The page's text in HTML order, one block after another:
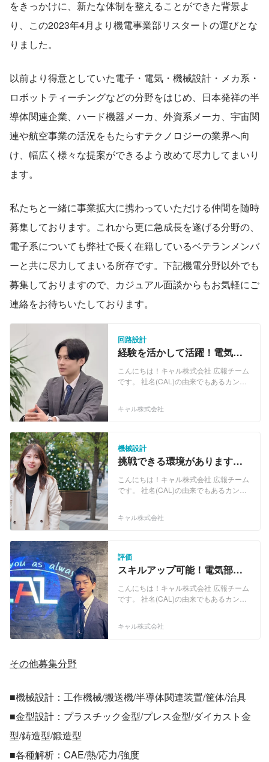
をきっかけに、新たな体制を整えることができた背景よ
り、この2023年4月より機電事業部リスタートの運びとな
りました。
以前より得意としていた電子・電気・機械設計・メカ系・
ロボットティーチングなどの分野をはじめ、日本発祥の半
導体関連企業、ハード機器メーカ、外資系メーカ、宇宙関
連や航空事業の活況をもたらすテクノロジーの業界へ向
け、幅広く様々な提案ができるよう改めて尽力してまいり
ます。
私たちと一緒に事業拡大に携わっていただける仲間を随時
募集しております。これから更に急成長を遂げる分野の、
電子系についても弊社で長く在籍しているベテランメンバ
ーと共に尽力してまいる所存です。下記機電分野以外でも
募集しておりますので、カジュアル面談からもお気軽にご
連絡をお待ちいたしております。
回路設計
経験を活かして活躍！電気制
御・電子回路設計技術者募
集！
こんにちは！キャル株式会社 広報チーム
です。 社名(CAL)の由来でもあるカンパ
くとの想いを込め掲げました。 官公庁を
ールドで、ご支援を続けております。 ・
Webアプリケーション開発 ・ECサイト
構築 ・営業支援システム ・Web販売管
理システム ・モバイルコンテンツ配信シ
ステム ・電力、ガス、銀行、自治体向け
プデスク、カスタマーサポート などな
キャル株式会社
機械設計
挑戦できる環境があります！
機械、金型、治具設計技術者
募集！
こんにちは！キャル株式会社 広報チーム
です。 社名(CAL)の由来でもあるカンパ
くとの想いを込め掲げました。 官公庁を
ールドで、ご支援を続けております。 ・
Webアプリケーション開発 ・ECサイト
構築 ・営業支援システム ・Web販売管
理システム ・モバイルコンテンツ配信シ
ステム ・電力、ガス、銀行、自治体向け
プデスク、カスタマーサポート などな
キャル株式会社
評価
スキルアップ可能！電気部品
等の評価担当募集！
こんにちは！キャル株式会社 広報チーム
です。 社名(CAL)の由来でもあるカンパ
くとの想いを込め掲げました。 官公庁を
理システム ・モバイルコンテンツ配信シ
システム ・サーバー・ネットワーク構築
ど
キャル株式会社
その他募集分野
■機械設計：工作機械/搬送機/半導体関連装置/筐体/治具
■金型設計：プラスチック金型/プレス金型/ダイカスト金
型/鋳造型/鍛造型
■各種解析：CAE/熱/応力/強度